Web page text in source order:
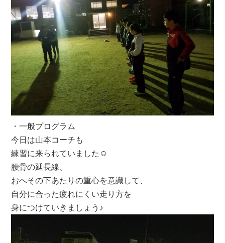
・一般プログラム
今日は山本コーチも
練習に来られていました☺︎
腰骨の延長線、
おへその下あたりの重心を意識して、
自分に合った疲れにくい走り方を
身につけていきましょう♪